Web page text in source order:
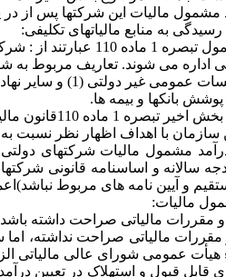
مشمول مالیات این شرکتها پس از
رسیدگی به منابع مالیاتهای تکلیفی:
6-1- شرکتهای
می شوند. تعاریف مربوط به شرکتها و
اسلامی غیر مصرح در لیست نهادها و موسسات عمومی غیر دولتی و شرکتهای تحت پوشش آنها.
بانکها و بیمه ها.
سالانه و اساسنامه قانونی
و آیین نامه های مربوط
مالیات:
و مقررات مالیاتی صراحت داشته
مقررات مالیاتی صراحت نداشته،
هیأت عمومی شورای عالی مالیاتی